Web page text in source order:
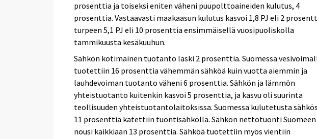
prosenttia ja toiseksi eniten väheni puupolttoaineiden kulutus, 4
prosenttia. Vastaavasti maakaasun kulutus kasvoi 1,8 PJ eli 2
turpeen 5,1 PJ eli 10 prosenttia ensimmäisellä vuosipuoliskolla
tammikuusta kesäkuuhun.
Sähkön kotimainen tuotanto laski 2 prosenttia. Suomessa
tuotettiin 16 prosenttia vähemmän sähköä kuin vuotta aiemmin ja
lauhdevoiman tuotanto väheni 6 prosenttia. Sähkön ja lämmön
yhteistuotanto kuitenkin kasvoi 5 prosenttia, ja kasvu oli suurinta
teollisuuden yhteistuotantolaitoksissa. Suomessa kulutetusta
11 prosenttia katettiin tuontisähköllä. Sähkön nettotuonti Suomeen
nousi kaikkiaan 13 prosenttia. Sähköä tuotettiin myös vientiin